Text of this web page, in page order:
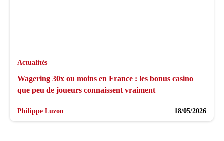
Actualités
Wagering 30x ou moins en France : les bonus casino
que peu de joueurs connaissent vraiment
Philippe Luzon 18/05/2026